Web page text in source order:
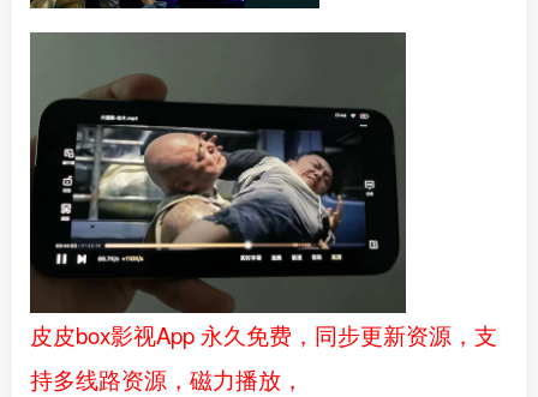
皮皮box影视App 永久免费，同步更新资源，支
持多线路资源，磁力播放，